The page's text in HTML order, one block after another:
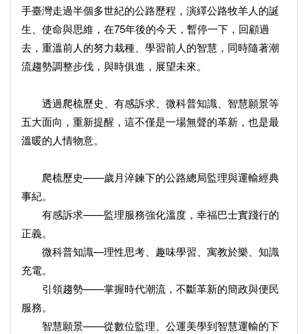
手臺灣走過半個多世紀的公路歷程，演繹公路牧羊人的誕
生、使命與思維，在75年後的今天，暫停一下，回顧過
去，重溫前人的努力栽種、學習前人的智慧，同時隨著潮
流趨勢調整步伐，與時俱進，展望未來。
透過爬梳歷史、有感訴求、微科普知識、智慧願景等
五大面向，重新提醒，這不僅是一場無聲的革新，也是最
溫暖的人情物意。
爬梳歷史——歲月淬鍊下的公路總局監理與運輸經典
事紀。
有感訴求——監理服務強化溫度，幸福巴士實踐行的
正義。
微科普知識—理性思考、趣味學習、寓教於樂、知識
充電。
引領趨勢——掌握時代潮流，不斷革新的簡政與便民
服務。
智慧願景——從數位監理、公運美學到智慧運輸的下